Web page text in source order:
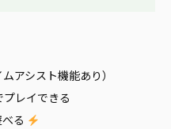
アシスト機能あり）
レイできる
る